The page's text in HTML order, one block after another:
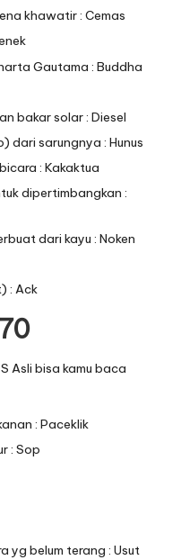
khawatir : Cemas
Gautama : Buddha
bakar solar : Diesel
dari sarungnya : Hunus
: Kakaktua
dipertimbangkan :
dari kayu : Noken
: Ack
Asli bisa kamu baca
: Paceklik
: Sop
yg belum terang : Usut